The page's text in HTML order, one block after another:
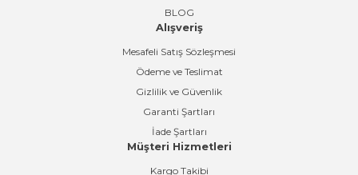
BLOG
Alışveriş
Mesafeli Satış Sözleşmesi
Ödeme ve Teslimat
Gizlilik ve Güvenlik
Garanti Şartları
İade Şartları
Müşteri Hizmetleri
Kargo Takibi